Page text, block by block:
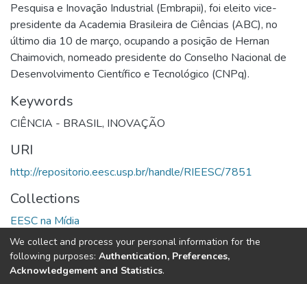
Pesquisa e Inovação Industrial (Embrapii), foi eleito vice-
presidente da Academia Brasileira de Ciências (ABC), no
último dia 10 de março, ocupando a posição de Hernan
Chaimovich, nomeado presidente do Conselho Nacional de
Desenvolvimento Científico e Tecnológico (CNPq).
Keywords
CIÊNCIA - BRASIL, INOVAÇÃO
URI
http://repositorio.eesc.usp.br/handle/RIEESC/7851
Collections
EESC na Mídia
Full item page
We collect and process your personal information for the
following purposes: Authentication, Preferences,
Acknowledgement and Statistics.